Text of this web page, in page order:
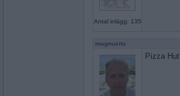
Antal inlägg: 135
magnusito
Pizza